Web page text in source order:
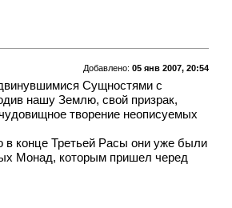
Добавлено: 05 янв 2007, 20:54
Сущностями с
нашу Землю, свой призрак,
творение неописуемых
в конце Третьей Расы они уже были
Монад, которым пришел черед